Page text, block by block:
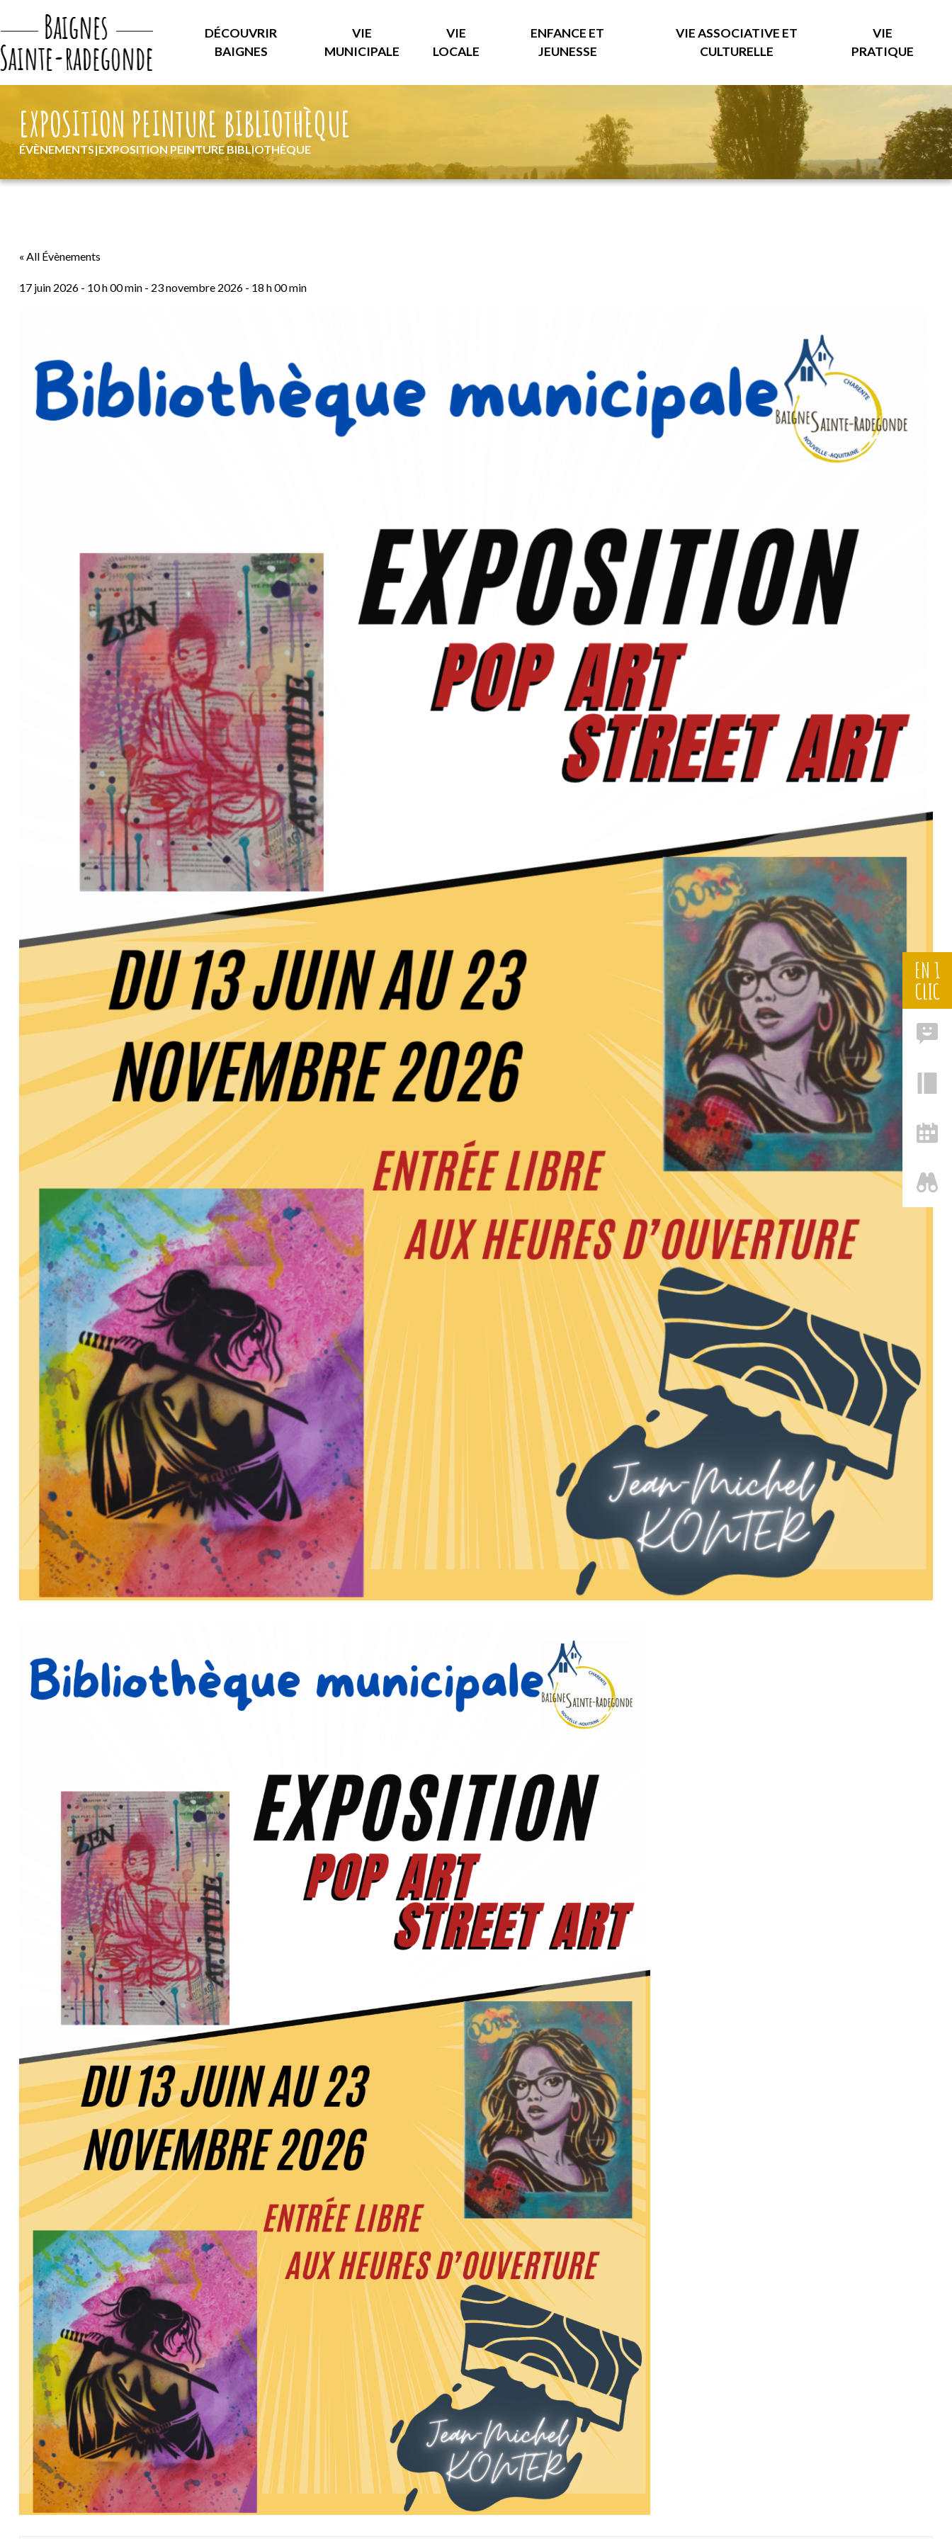
DÉCOUVRIR
BAIGNES
VIE
MUNICIPALE
VIE
LOCALE
ENFANCE ET
JEUNESSE
VIE ASSOCIATIVE ET
CULTURELLE
VIE
PRATIQUE
ÉVÈNEMENTS|EXPOSITION PEINTURE BIBLIOTHÈQUE
EXPOSITION PEINTURE BIBLIOTHÈQUE
« All Évènements
17 juin 2026 - 10 h 00 min - 23 novembre 2026 - 18 h 00 min
EN 1
CLIC